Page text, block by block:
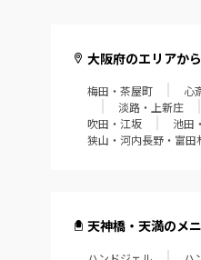
大阪府のエリアか
梅田・茶屋町 心
淡路・上新庄
吹田・江坂
池田
狭山・河内長野・富田
天神橋・天満のメ